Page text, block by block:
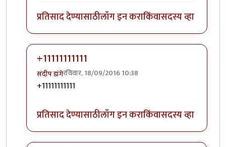
प्रतिसाद देण्यासाठीलॉग इन कराकिंवासदस्य व्हा
+11111111111
संदीप डांगेरविवार, 18/09/2016 10:38
In reply to
+11111111111
प्रतिसाद देण्यासाठीलॉग इन कराकिंवासदस्य व्हा